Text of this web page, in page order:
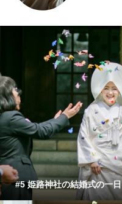
#5 姫路神社の結婚式の一日